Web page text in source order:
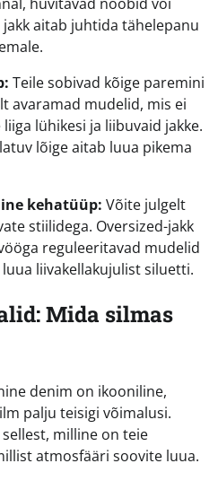
huvitavad nööbid või
aitab juhtida tähelepanu
Teile sobivad kõige paremini
avaramad mudelid, mis ei
lühikesi ja liibuvaid jakke.
lõige aitab luua pikema
kehatüüp: Võite julgelt
stiilidega. Oversized-jakk
reguleeritavad mudelid
liivakellakujulist siluetti.
Mida silmas
denim on ikooniline,
palju teisigi võimalusi.
milline on teie
atmosfääri soovite luua.